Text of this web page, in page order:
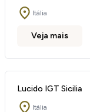
Itália
Veja mais
Lucido IGT Sicilia
Itália